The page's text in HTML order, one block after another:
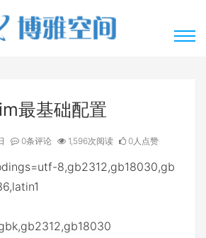
最基础配置
0条评论 1,596次阅读 0人点赞
8,gb2312,gb18030,gb